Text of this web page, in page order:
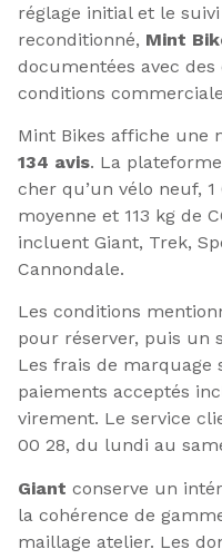
réglage initial et le
reconditionné, Mint
documentées avec
conditions
Mint Bikes affiche une
134 avis. La
cher qu’un vélo neuf, 1
moyenne et 113 kg de
incluent Giant, Trek,
Cannondale.
Les conditions
pour réserver, puis un
Les frais de marquage
paiements acceptés
virement. Le service
00 28, du lundi au
Giant conserve un
la cohérence de
maillage atelier. Les